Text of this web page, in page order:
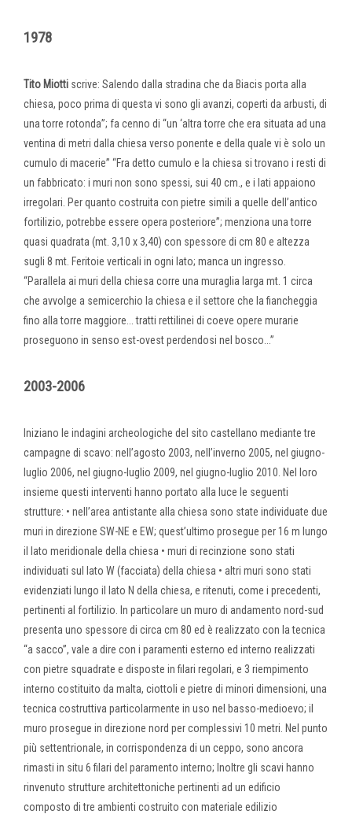
1978
Tito Miotti scrive: Salendo dalla stradina che da Biacis porta alla
chiesa, poco prima di questa vi sono gli avanzi, coperti da arbusti, di
una torre rotonda”; fa cenno di “un ‘altra torre che era situata ad una
ventina di metri dalla chiesa verso ponente e della quale vi è solo un
cumulo di macerie” “Fra detto cumulo e la chiesa si trovano i resti di
un fabbricato: i muri non sono spessi, sui 40 cm., e i lati appaiono
irregolari. Per quanto costruita con pietre simili a quelle dell’antico
fortilizio, potrebbe essere opera posteriore”; menziona una torre
quasi quadrata (mt. 3,10 x 3,40) con spessore di cm 80 e altezza
sugli 8 mt. Feritoie verticali in ogni lato; manca un ingresso.
“Parallela ai muri della chiesa corre una muraglia larga mt. 1 circa
che avvolge a semicerchio la chiesa e il settore che la fiancheggia
fino alla torre maggiore... tratti rettilinei di coeve opere murarie
proseguono in senso est-ovest perdendosi nel bosco...”
2003-2006
Iniziano le indagini archeologiche del sito castellano mediante tre
campagne di scavo: nell’agosto 2003, nell’inverno 2005, nel giugno-
luglio 2006, nel giugno-luglio 2009, nel giugno-luglio 2010. Nel loro
insieme questi interventi hanno portato alla luce le seguenti
strutture: • nell’area antistante alla chiesa sono state individuate due
muri in direzione SW-NE e EW; quest’ultimo prosegue per 16 m lungo
il lato meridionale della chiesa • muri di recinzione sono stati
individuati sul lato W (facciata) della chiesa • altri muri sono stati
evidenziati lungo il lato N della chiesa, e ritenuti, come i precedenti,
pertinenti al fortilizio. In particolare un muro di andamento nord-sud
presenta uno spessore di circa cm 80 ed è realizzato con la tecnica
“a sacco”, vale a dire con i paramenti esterno ed interno realizzati
con pietre squadrate e disposte in filari regolari, e 3 riempimento
interno costituito da malta, ciottoli e pietre di minori dimensioni, una
tecnica costruttiva particolarmente in uso nel basso-medioevo; il
muro prosegue in direzione nord per complessivi 10 metri. Nel punto
più settentrionale, in corrispondenza di un ceppo, sono ancora
rimasti in situ 6 filari del paramento interno; Inoltre gli scavi hanno
rinvenuto strutture architettoniche pertinenti ad un edificio
composto di tre ambienti costruito con materiale edilizio